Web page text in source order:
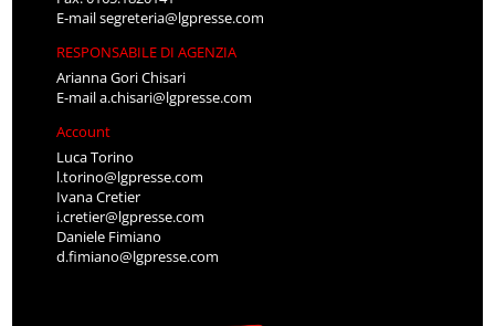
E-mailsegreteria@lgpresse.com
RESPONSABILE DI AGENZIA
Arianna Gori Chisari
E-maila.chisari@lgpresse.com
Account
Luca Torino
l.torino@lgpresse.com
Ivana Cretier
i.cretier@lgpresse.com
Daniele Fimiano
d.fimiano@lgpresse.com